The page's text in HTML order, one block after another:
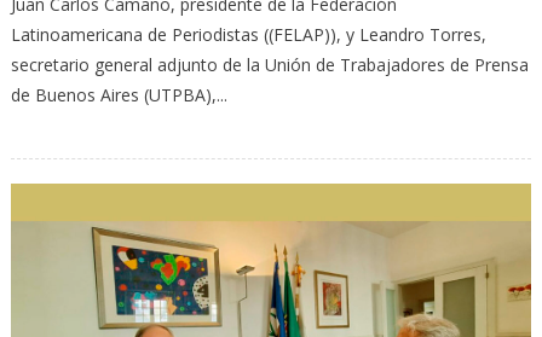
Latinoamericana de Periodistas ((FELAP)), y Leandro Torres,
secretario general adjunto de la Unión de Trabajadores de Prensa
de Buenos Aires (UTPBA),...